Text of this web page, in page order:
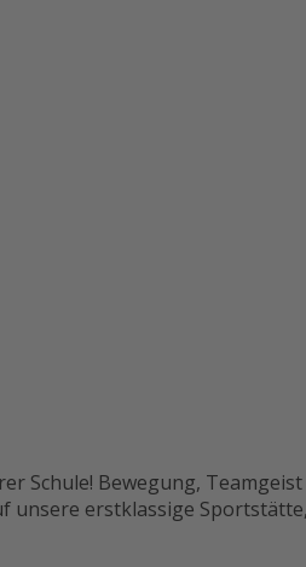
Schule! Bewegung,
unsere erstklassige